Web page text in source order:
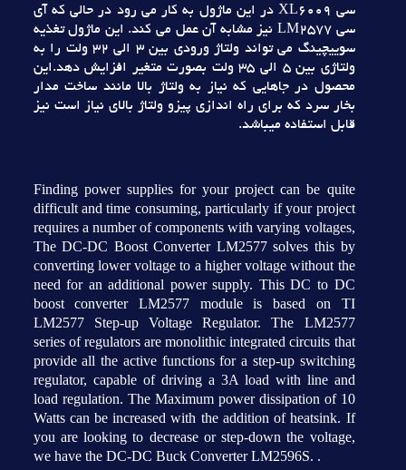
سي XL6009 در اين ماژول به کار مي رود در حالي که آي
سي LM2577 نيز مشابه آن عمل مي کند. اين ماژول تغذيه
سوييچينگ مي تواند ولتاژ ورودي بين 3 الي 32 ولت را به
ولتاژي بين 5 الي 35 ولت بصورت متغير افزايش دهد.اين
محصول در جاهايي که نياز به ولتاژ بالا مانند ساخت مدار
بخار سرد که براي راه اندازي پيزو ولتاژ بالاي نياز است نيز
قابل استفاده ميباشد.
Finding power supplies for your project can be quite
difficult and time consuming, particularly if your project
requires a number of components with varying voltages,
The DC-DC Boost Converter LM2577 solves this by
converting lower voltage to a higher voltage without the
need for an additional power supply. This DC to DC
boost converter LM2577 module is based on TI
LM2577 Step-up Voltage Regulator. The LM2577
series of regulators are monolithic integrated circuits that
provide all the active functions for a step-up switching
regulator, capable of driving a 3A load with line and
load regulation. The Maximum power dissipation of 10
Watts can be increased with the addition of heatsink. If
you are looking to decrease or step-down the voltage,
we have the DC-DC Buck Converter LM2596S. .